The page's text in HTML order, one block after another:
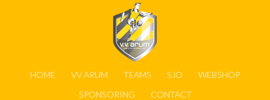
HOME VV ARUM TEAMS SJO
WEBSHOP
SPONSORING
CONTACT